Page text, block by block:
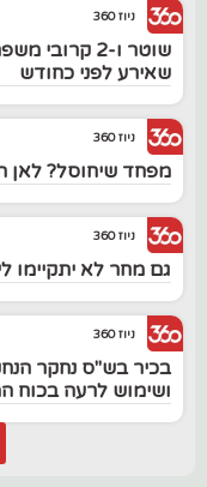
ניוז 360
שוטר ו-2
שאירע לפני כחודש
ניוז 360
מפחד שיחוסל? לאן
ניוז 360
גם מחר לא יתקיימו
ניוז 360
בכיר בש"ס נחקר
ושימוש לרעה בכוח